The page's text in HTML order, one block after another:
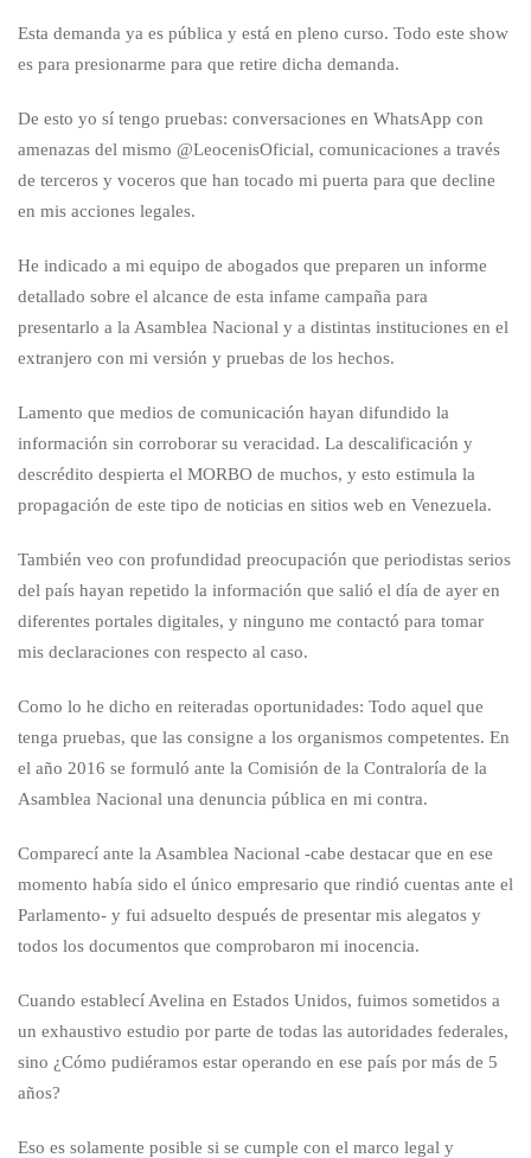
Esta demanda ya es pública y está en pleno curso. Todo este show
es para presionarme para que retire dicha demanda.
De esto yo sí tengo pruebas: conversaciones en WhatsApp con
amenazas del mismo @LeocenisOficial, comunicaciones a través
de terceros y voceros que han tocado mi puerta para que decline
en mis acciones legales.
He indicado a mi equipo de abogados que preparen un informe
detallado sobre el alcance de esta infame campaña para
presentarlo a la Asamblea Nacional y a distintas instituciones en el
extranjero con mi versión y pruebas de los hechos.
Lamento que medios de comunicación hayan difundido la
información sin corroborar su veracidad. La descalificación y
descrédito despierta el MORBO de muchos, y esto estimula la
propagación de este tipo de noticias en sitios web en Venezuela.
También veo con profundidad preocupación que periodistas serios
del país hayan repetido la información que salió el día de ayer en
diferentes portales digitales, y ninguno me contactó para tomar
mis declaraciones con respecto al caso.
Como lo he dicho en reiteradas oportunidades: Todo aquel que
tenga pruebas, que las consigne a los organismos competentes. En
el año 2016 se formuló ante la Comisión de la Contraloría de la
Asamblea Nacional una denuncia pública en mi contra.
Comparecí ante la Asamblea Nacional -cabe destacar que en ese
momento había sido el único empresario que rindió cuentas ante el
Parlamento- y fui adsuelto después de presentar mis alegatos y
todos los documentos que comprobaron mi inocencia.
Cuando establecí Avelina en Estados Unidos, fuimos sometidos a
un exhaustivo estudio por parte de todas las autoridades federales,
sino ¿Cómo pudiéramos estar operando en ese país por más de 5
años?
Eso es solamente posible si se cumple con el marco legal y